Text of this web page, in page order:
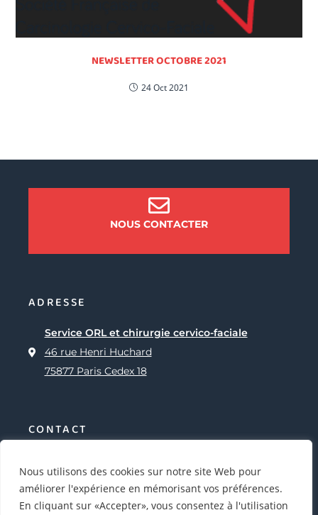
Nous utilisons des cookies sur notre site Web pour
améliorer l'expérience en mémorisant vos préférences.
En cliquant sur «Accepter», vous consentez à l'utilisation
NEWSLETTER OCTOBRE 2021
24 Oct 2021
NOUS CONTACTER
ADRESSE
Service ORL et chirurgie cervico-faciale
46 rue Henri Huchard
75877 Paris Cedex 18
CONTACT